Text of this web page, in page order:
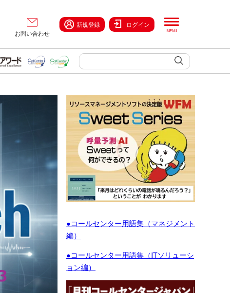
お問い合わせ
新規登録 ログイン
●コールセンター用語集（マネジメント
編）
●コールセンター用語集（ITソリューシ
ョン編）